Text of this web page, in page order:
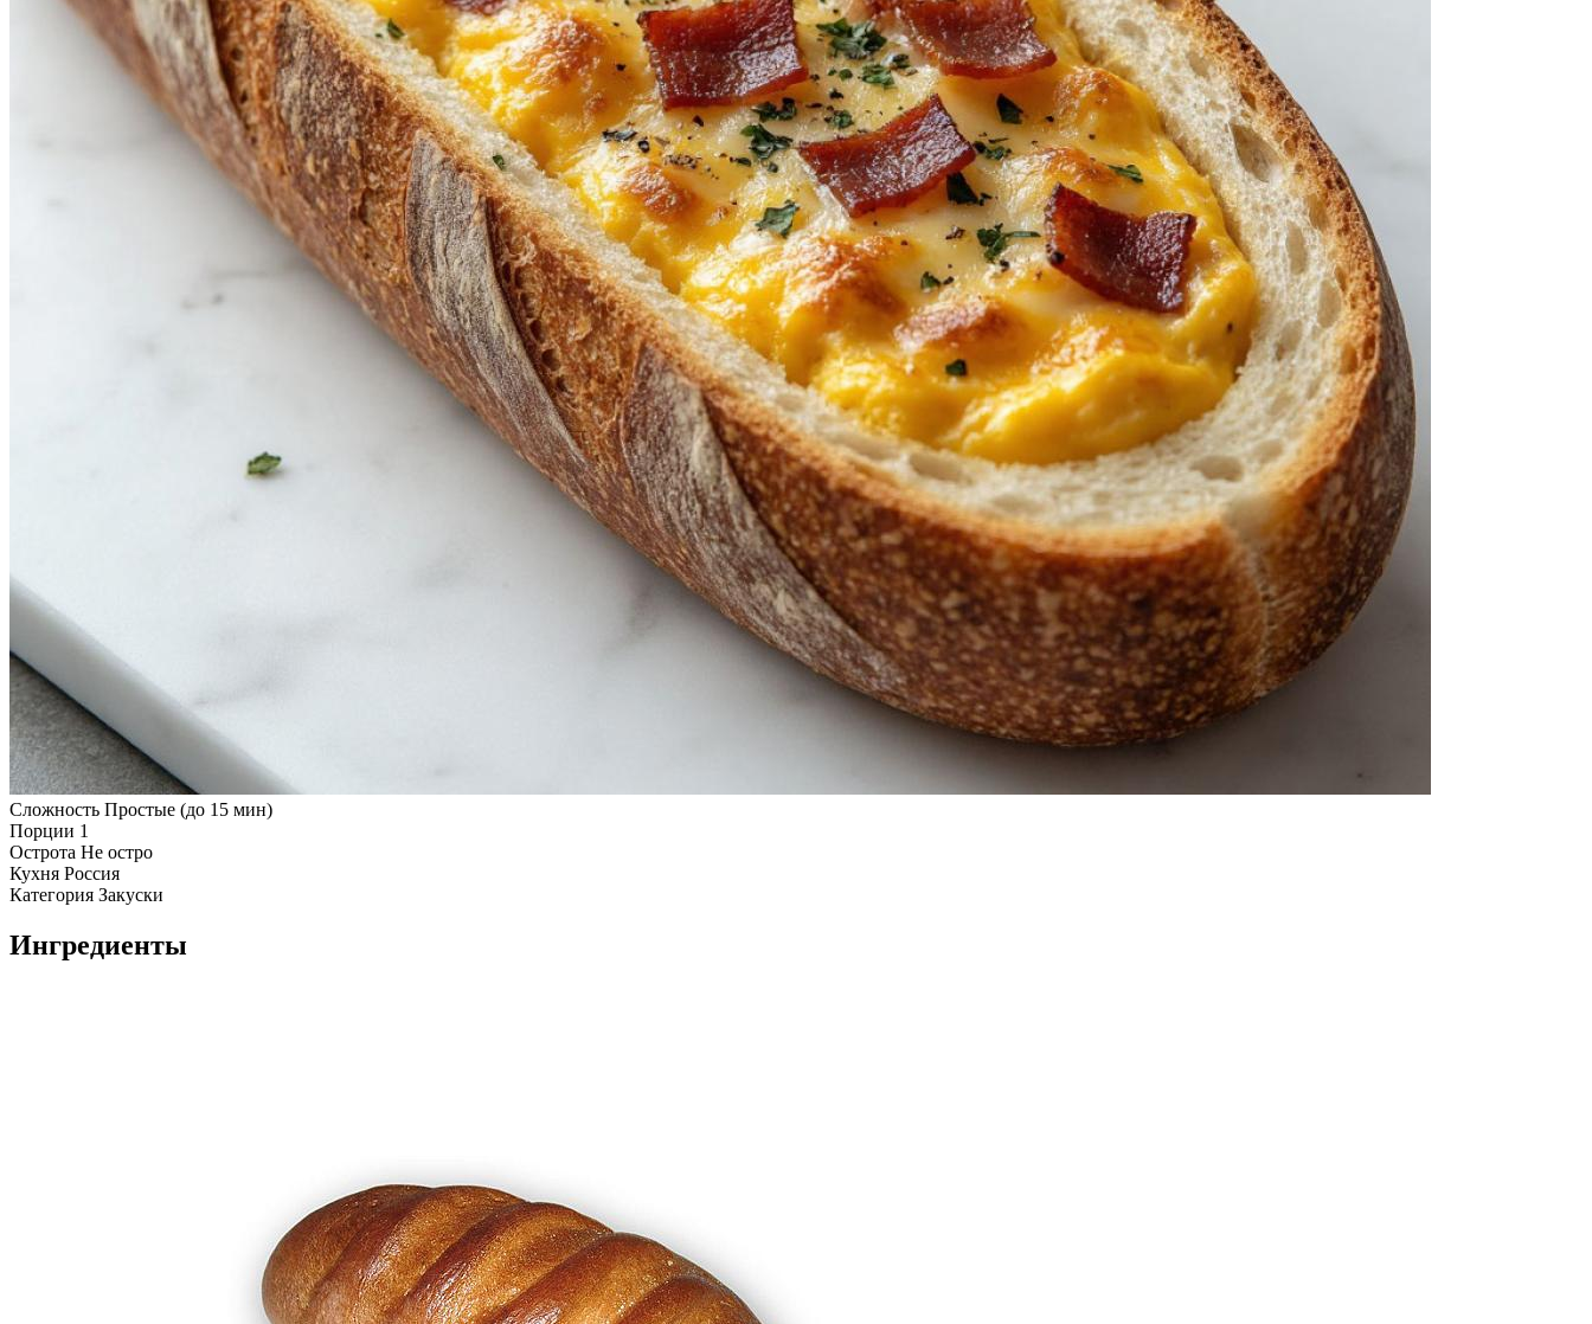
Сложность Простые (до 15 мин)
Порции 1
Острота Не остро
Кухня Россия
Категория Закуски
Ингредиенты